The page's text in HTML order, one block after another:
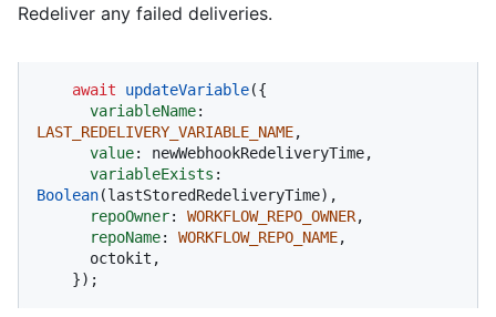
Redeliver any failed deliveries.
await updateVariable({
variableName
LAST_REDELIVERY_VARIABLE_NAME,
value: newWebhookRedeliveryTime,
variableExists
Boolean(lastStoredRedeliveryTime),
repoOwner: WORKFLOW_REPO_OWNER,
repoName: WORKFLOW_REPO_NAME,
    });